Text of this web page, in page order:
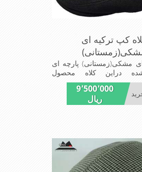
کپ ترکیه ای
مشکی(زمستانی) پارچه ای
دراین کلاه محصول
فاستونی جامعه
باترکیب45%پشم و65%نخ ترویرااست
افرادخوش پوش جنس
9٬500٬000
ریال